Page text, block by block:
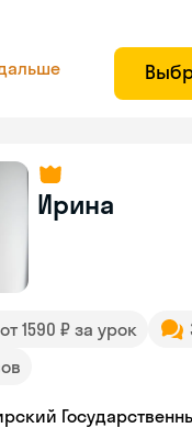
Ирина
от 1590 ₽ за урок